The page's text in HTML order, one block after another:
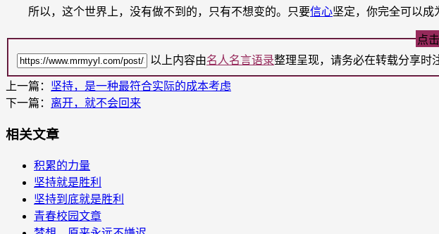
所以，这个世界上，没有做不到的，只有不想变的。只要信心坚定，你完全可以成
点
以上内容由名人名言语录整理呈现，请务必在转载分享时
上一篇： 坚持，是一种最符合实际的成本考虑
下一篇： 离开，就不会回来
相关文章
积累的力量
坚持就是胜利
坚持到底就是胜利
青春校园文章